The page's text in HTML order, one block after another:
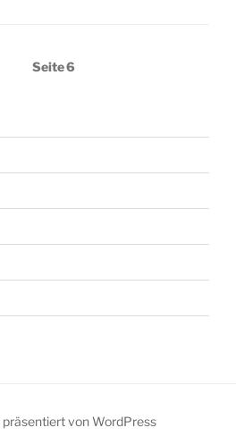
Seite6
präsentiert von WordPress